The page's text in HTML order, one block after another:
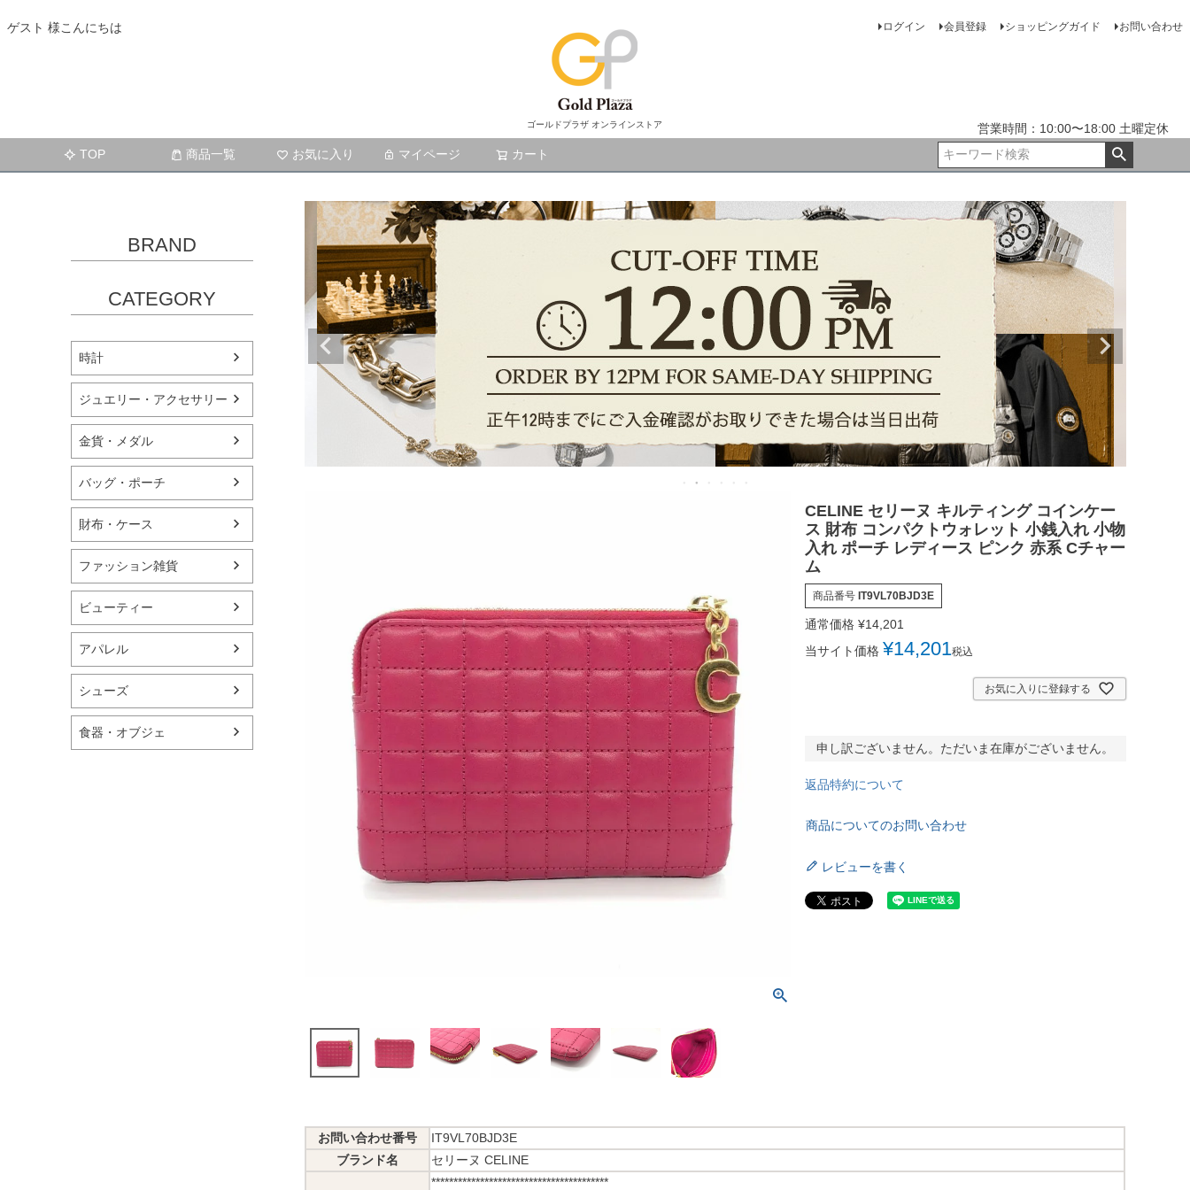
ゲスト 様こんにちは
ゴールドプラザ オンラインストア
ログイン 会員登録 ショッピングガイド お問い合わせ
営業時間：10:00〜18:00 土曜定休
TOP
商品一覧 お気に入り マイページ カート
BRAND
CATEGORY
時計
ジュエリー・アクセサリー
金貨・メダル
バッグ・ポーチ
財布・ケース
ファッション雑貨
ビューティー
アパレル
シューズ
食器・オブジェ
CELINE セリーヌ キルティング コインケー
ス 財布 コンパクトウォレット 小銭入れ 小物
入れ ポーチ レディース ピンク 赤系 Cチャー
ム
商品番号 IT9VL70BJD3E
通常価格 ¥14,201
当サイト価格 ¥14,201税込
お気に入りに登録する
申し訳ございません。ただいま在庫がございません。
返品特約について
商品についてのお問い合わせ
レビューを書く
お問い合わせ番号
IT9VL70BJD3E
ブランド名
セリーヌ CELINE
****************************************